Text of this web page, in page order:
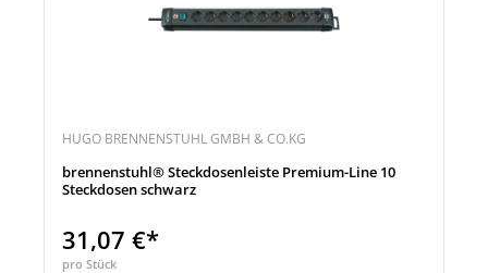
HUGO BRENNENSTUHL GMBH & CO.KG
brennenstuhl® Steckdosenleiste Premium-Line 10
Steckdosen schwarz
31,07 €*
pro Stück